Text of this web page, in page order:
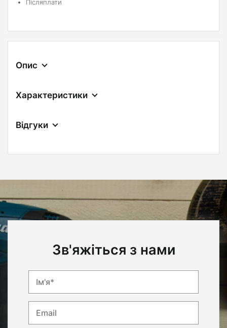
Післяплати
Опис
Характеристики
Відгуки
Зв'яжіться з нами
Ім'я*
Email